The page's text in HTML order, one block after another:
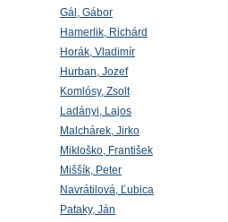
Gál, Gábor
Hamerlik, Richárd
Horák, Vladimír
Hurban, Jozef
Komlósy, Zsolt
Ladányi, Lajos
Malchárek, Jirko
Mikloško, František
Miššík, Peter
Navrátilová, Ľubica
Pataky, Ján